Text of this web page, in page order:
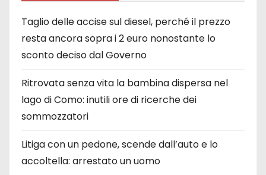
Taglio delle accise sul diesel, perché il prezzo
resta ancora sopra i 2 euro nonostante lo
sconto deciso dal Governo
Ritrovata senza vita la bambina dispersa nel
lago di Como: inutili ore di ricerche dei
sommozzatori
Litiga con un pedone, scende dall’auto e lo
accoltella: arrestato un uomo